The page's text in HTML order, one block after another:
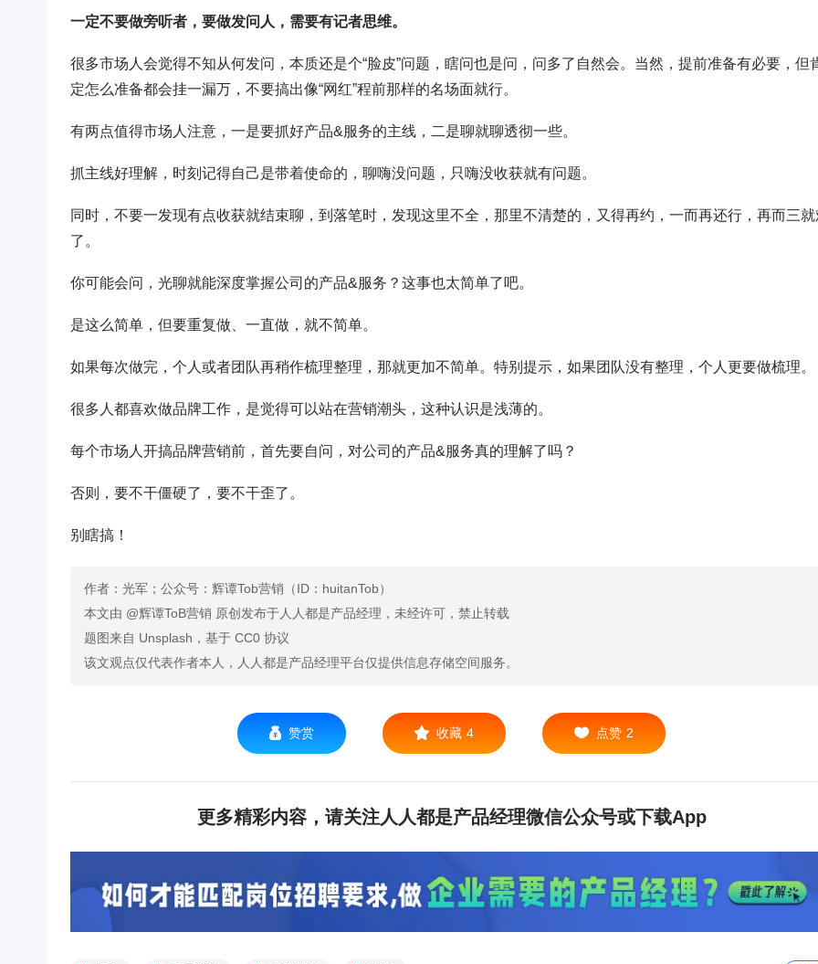
一定不要做旁听者，要做发问人，需要有记者思维。
很多市场人会觉得不知从何发问，本质还是个“脸皮”问题，瞎问也是问，问多了自然会。当然，提前准备有必要，但
定怎么准备都会挂一漏万，不要搞出像“网红”程前那样的名场面就行。
有两点值得市场人注意，一是要抓好产品&服务的主线，二是聊就聊透彻一些。
抓主线好理解，时刻记得自己是带着使命的，聊嗨没问题，只嗨没收获就有问题。
同时，不要一发现有点收获就结束聊，到落笔时，发现这里不全，那里不清楚的，又得再约，一而再还行，再而三就
了。
你可能会问，光聊就能深度掌握公司的产品&服务？这事也太简单了吧。
是这么简单，但要重复做、一直做，就不简单。
如果每次做完，个人或者团队再稍作梳理整理，那就更加不简单。特别提示，如果团队没有整理，个人更要做梳理。
很多人都喜欢做品牌工作，是觉得可以站在营销潮头，这种认识是浅薄的。
每个市场人开搞品牌营销前，首先要自问，对公司的产品&服务真的理解了吗？
否则，要不干僵硬了，要不干歪了。
别瞎搞！
作者：光军；公众号：辉谭Tob营销（ID：huitanTob）
本文由 @辉谭ToB营销 原创发布于人人都是产品经理，未经许可，禁止转载
题图来自 Unsplash，基于 CC0 协议
该文观点仅代表作者本人，人人都是产品经理平台仅提供信息存储空间服务。
赞赏 收藏 4 点赞 2
更多精彩内容，请关注人人都是产品经理微信公众号或下载App